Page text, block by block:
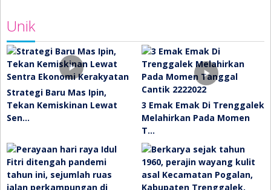
Unik
Strategi Baru Mas Ipin,
Tekan Kemiskinan Lewat
Sen…
3 Emak Emak Di Trenggalek
Melahirkan Pada Momen
T…